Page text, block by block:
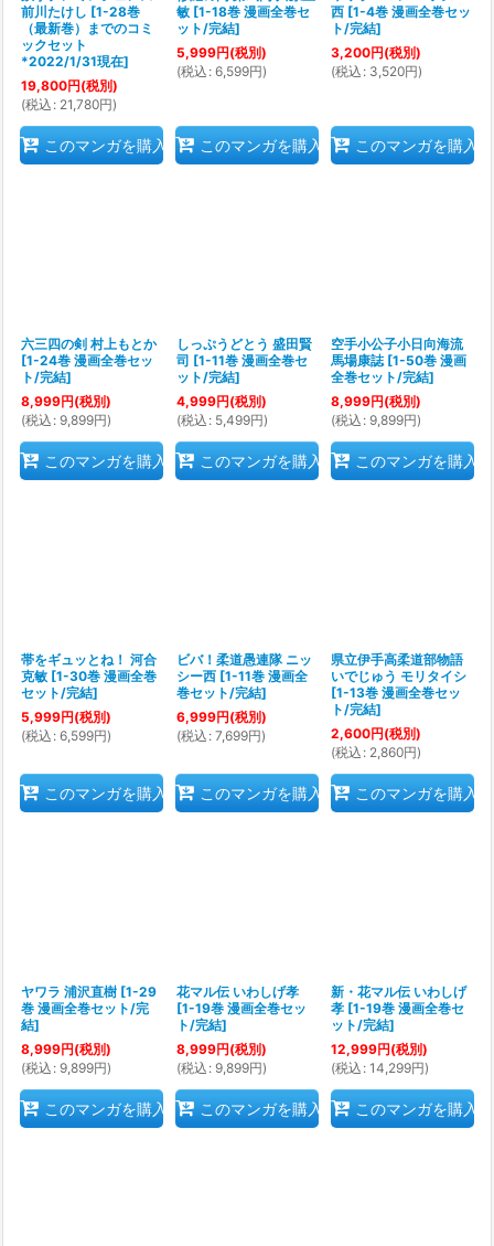
前川たけし [1-28巻
（最新巻）までのコミ
ックセット
*2022/1/31現在]
19,800円(税別)
(税込 : 21,780円)
このマンガを購入
敏 [1-18巻 漫画全巻セ
ット/完結]
5,999円(税別)
(税込 : 6,599円)
このマンガを購入
西 [1-4巻 漫画全巻セッ
ト/完結]
3,200円(税別)
(税込 : 3,520円)
このマンガを購入
六三四の剣 村上もとか
[1-24巻 漫画全巻セッ
ト/完結]
8,999円(税別)
(税込 : 9,899円)
このマンガを購入
しっぷうどとう 盛田賢
司 [1-11巻 漫画全巻セ
ット/完結]
4,999円(税別)
(税込 : 5,499円)
このマンガを購入
空手小公子小日向海流
馬場康誌 [1-50巻 漫画
全巻セット/完結]
8,999円(税別)
(税込 : 9,899円)
このマンガを購入
帯をギュッとね！ 河合
克敏 [1-30巻 漫画全巻
セット/完結]
5,999円(税別)
(税込 : 6,599円)
このマンガを購入
ビバ！柔道愚連隊 ニッ
シー西 [1-11巻 漫画全
巻セット/完結]
6,999円(税別)
(税込 : 7,699円)
このマンガを購入
県立伊手高柔道部物語
いでじゅう モリタイシ
[1-13巻 漫画全巻セッ
ト/完結]
2,600円(税別)
(税込 : 2,860円)
このマンガを購入
ヤワラ 浦沢直樹 [1-29
巻 漫画全巻セット/完
結]
8,999円(税別)
(税込 : 9,899円)
このマンガを購入
花マル伝 いわしげ孝
[1-19巻 漫画全巻セッ
ト/完結]
8,999円(税別)
(税込 : 9,899円)
このマンガを購入
新・花マル伝 いわしげ
孝 [1-19巻 漫画全巻セ
ット/完結]
12,999円(税別)
(税込 : 14,299円)
このマンガを購入